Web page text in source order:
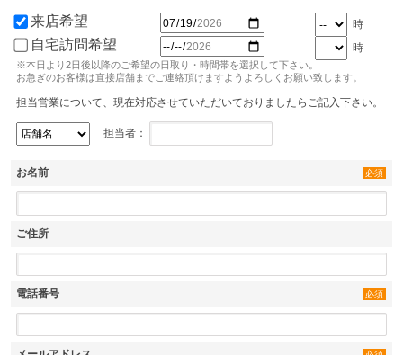
来店希望 時
自宅訪問希望 時
※本日より2日後以降のご希望の日取り・時間帯を選択して下さい。
お急ぎのお客様は直接店舗までご連絡頂けますようよろしくお願い致します。
担当営業について、現在対応させていただいておりましたらご記入下さい。
担当者：
お名前 必須
ご住所
電話番号 必須